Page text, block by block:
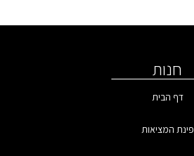
חנות
דף הבית
פינת המציאות